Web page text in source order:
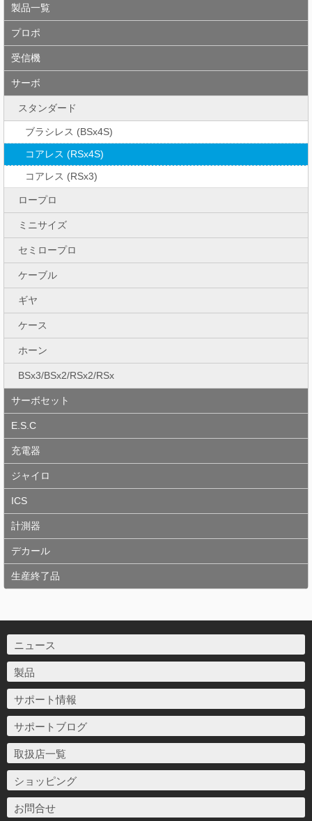
製品一覧
プロポ
受信機
サーボ
スタンダード
ブラシレス (BSx4S)
コアレス (RSx4S)
コアレス (RSx3)
ロープロ
ミニサイズ
セミロープロ
ケーブル
ギヤ
ケース
ホーン
BSx3/BSx2/RSx2/RSx
サーボセット
E.S.C
充電器
ジャイロ
ICS
計測器
デカール
生産終了品
ニュース
製品
サポート情報
サポートブログ
取扱店一覧
ショッピング
お問合せ